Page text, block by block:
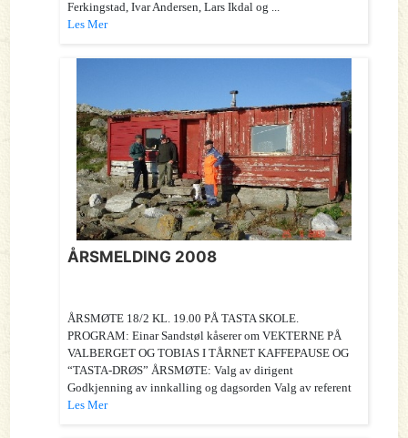
Ferkingstad, Ivar Andersen, Lars Ikdal og ...
Les Mer
ÅRSMELDING 2008
ÅRSMØTE 18/2 KL. 19.00 PÅ TASTA SKOLE.
PROGRAM: Einar Sandstøl kåserer om VEKTERNE PÅ
VALBERGET OG TOBIAS I TÅRNET KAFFEPAUSE OG
“TASTA-DRØS” ÅRSMØTE: Valg av dirigent
Godkjenning av innkalling og dagsorden Valg av referent
Les Mer